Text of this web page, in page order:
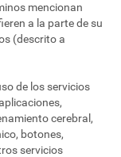
mencionan
a la parte de su
(descrito a
de los servicios
cerebral,
botones,
servicios